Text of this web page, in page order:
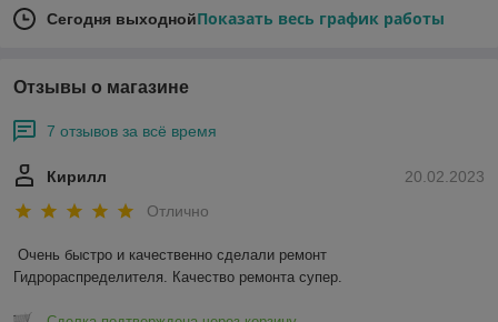
Сегодня выходнойПоказать весь график работы
Отзывы о магазине
7 отзывов за всё время
20.02.2023
Кирилл
Отлично
Очень быстро и качественно сделали ремонт
Гидрораспределителя. Качество ремонта супер.